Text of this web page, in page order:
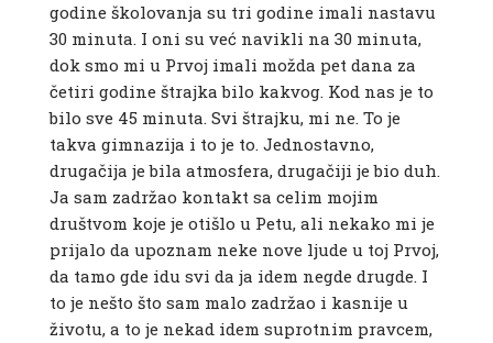
godine školovanja su tri godine imali nastavu
30 minuta. I oni su već navikli na 30 minuta,
dok smo mi u Prvoj imali možda pet dana za
četiri godine štrajka bilo kakvog. Kod nas je to
bilo sve 45 minuta. Svi štrajku, mi ne. To je
takva gimnazija i to je to. Jednostavno,
drugačija je bila atmosfera, drugačiji je bio duh.
Ja sam zadržao kontakt sa celim mojim
društvom koje je otišlo u Petu, ali nekako mi je
prijalo da upoznam neke nove ljude u toj Prvoj,
da tamo gde idu svi da ja idem negde drugde. I
to je nešto što sam malo zadržao i kasnije u
životu, a to je nekad idem suprotnim pravcem,